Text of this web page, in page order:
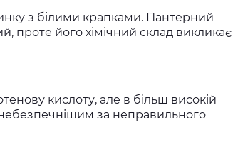
з білими крапками. Пантерний
проте його хімічний склад викликає
кислоту, але в більш високій
за неправильного